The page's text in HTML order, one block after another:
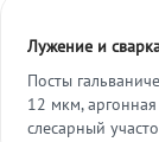
Лужение и
Посты
12 мкм,
слесарный